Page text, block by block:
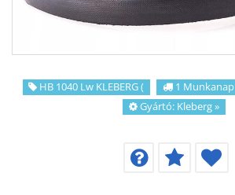
KAPCSOLAT
HB 1040 Lw KLEBERG ( 1 Munkanap
Gyártó: Kleberg»